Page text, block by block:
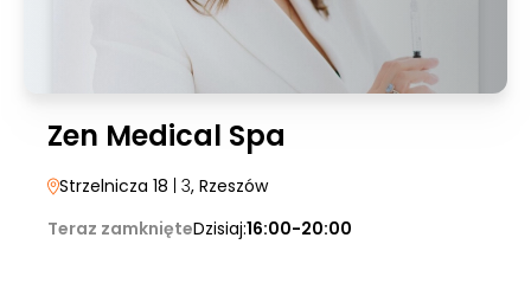
Zen Medical Spa
Strzelnicza 18 | 3, Rzeszów
Teraz zamknięteDzisiaj:16:00-20:00